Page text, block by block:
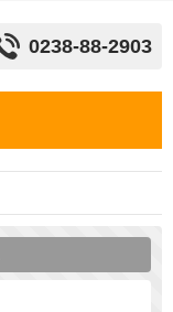
0238-88-2903